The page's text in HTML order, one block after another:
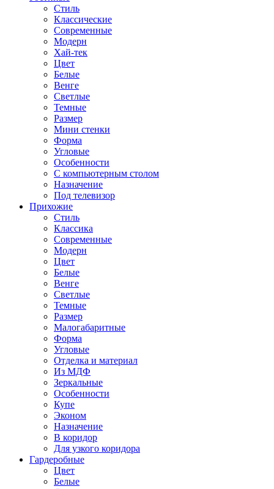
Стиль
Классические
Современные
Модерн
Хай-тек
Цвет
Белые
Венге
Светлые
Темные
Размер
Мини стенки
Форма
Угловые
Особенности
С компьютерным столом
Назначение
Под телевизор
Прихожие
Стиль
Классика
Современные
Модерн
Цвет
Белые
Венге
Светлые
Темные
Размер
Малогабаритные
Форма
Угловые
Отделка и материал
Из МДФ
Зеркальные
Особенности
Купе
Эконом
Назначение
В коридор
Для узкого коридора
Гардеробные
Цвет
Белые